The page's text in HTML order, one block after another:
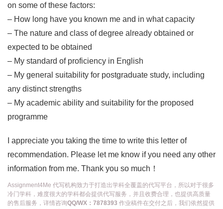
on some of these factors:
– How long have you known me and in what capacity
– The nature and class of degree already obtained or
expected to be obtained
– My standard of proficiency in English
– My general suitability for postgraduate study, including
any distinct strengths
– My academic ability and suitability for the proposed
programme
I appreciate you taking the time to write this letter of
recommendation. Please let me know if you need any other
information from me. Thank you so much！
Assignment4Me 代写机构致力于打造出学科全覆盖的代写平台，所以对于很多
冷门学科，难度很大的学科都会提供代写服务，并且收费合理，也提供高质量
的售后服务，详情咨询QQ/WX：7878393 作业稿件在交付之后，我们依然提供